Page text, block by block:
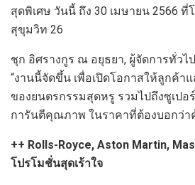
สุดพิเศษ วันนี้ ถึง 30 เมษายน 2566 ที่
สุขุมวิท 26
ชุก อิศรางกูร ณ อยุธยา, ผู้จัดการทั่วไ
“งานนี้จัดขึ้น เพื่อเปิดโอกาสให้ลูกค้าแ
ของยนตรกรรมสุดหรู รวมไปถึงซูเปอ
การันตีคุณภาพ ในราคาที่ต้องบอกว่า
++ Rolls-Royce, Aston Martin,
โปรโมชั่นสุดเร้าใจ